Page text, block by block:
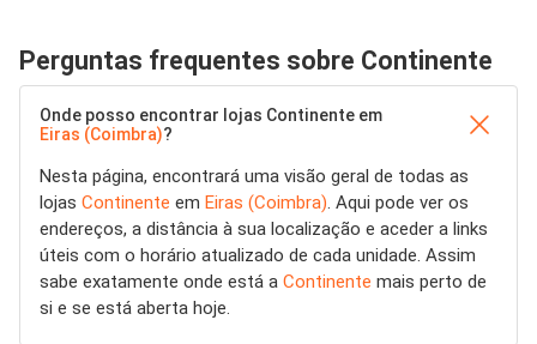
Perguntas frequentes sobre Continente
Onde posso encontrar lojas Continente em
Eiras (Coimbra)?
Nesta página, encontrará uma visão geral de todas as
lojas Continente em Eiras (Coimbra). Aqui pode ver os
endereços, a distância à sua localização e aceder a links
úteis com o horário atualizado de cada unidade. Assim
sabe exatamente onde está a Continente mais perto de
si e se está aberta hoje.